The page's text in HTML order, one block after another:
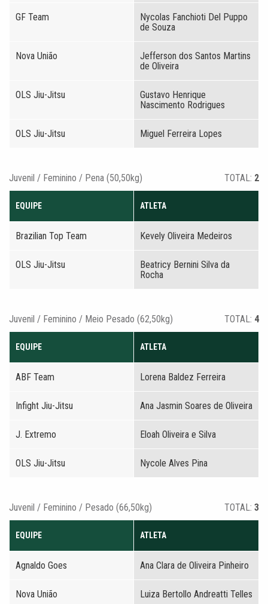
GF Team
Nycolas Fanchioti Del Puppo
de Souza
Nova União
Jefferson dos Santos Martins
de Oliveira
OLS Jiu-Jitsu
Gustavo Henrique
Nascimento Rodrigues
OLS Jiu-Jitsu Miguel Ferreira Lopes
Juvenil / Feminino / Pena (50,50kg) TOTAL: 2
EQUIPE ATLETA
Brazilian Top Team Kevely Oliveira Medeiros
OLS Jiu-Jitsu
Beatricy Bernini Silva da
Rocha
Juvenil / Feminino / Meio Pesado (62,50kg) TOTAL: 4
EQUIPE ATLETA
ABF Team Lorena Baldez Ferreira
Infight Jiu-Jitsu Ana Jasmin Soares de Oliveira
J. Extremo Eloah Oliveira e Silva
OLS Jiu-Jitsu Nycole Alves Pina
Juvenil / Feminino / Pesado (66,50kg) TOTAL: 3
EQUIPE ATLETA
Agnaldo Goes Ana Clara de Oliveira Pinheiro
Nova União Luiza Bertollo Andreatti Telles